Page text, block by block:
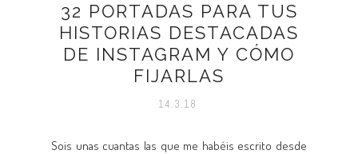
32 PORTADAS PARA TUS
HISTORIAS DESTACADAS
DE INSTAGRAM Y CÓMO
FIJARLAS
14.3.18
Sois unas cuantas las que me habéis escrito desde